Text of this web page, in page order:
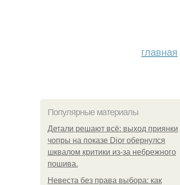
главная
Популярные материалы
Детали решают всё: выход приянки
чопры на показе Dior обернулся
шквалом критики из-за небрежного
пошива.
Невеста без права выбора: как